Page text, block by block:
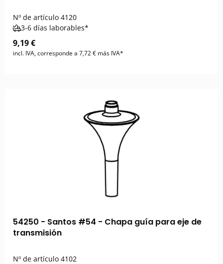
Nº de artículo 4120
3-6 días laborables*
9,19 €
incl. IVA, corresponde a 7,72 € más IVA*
54250 - Santos #54 - Chapa guía para eje de
transmisión
Nº de artículo 4102